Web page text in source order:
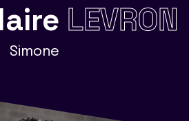
LEVRON
Simone